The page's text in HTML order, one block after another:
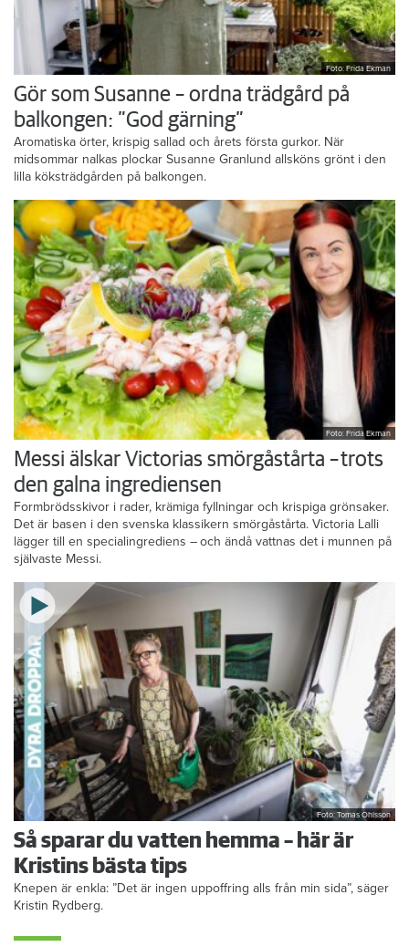
Foto: Frida Ekman
Gör som Susanne – ordna trädgård på
balkongen: ”God gärning”
Aromatiska örter, krispig sallad och årets första gurkor. När
midsommar nalkas plockar Susanne Granlund allsköns grönt i den
lilla köksträdgården på balkongen.
Foto: Frida Ekman
Messi älskar Victorias smörgåstårta – trots
den galna ingrediensen
Formbrödsskivor i rader, krämiga fyllningar och krispiga grönsaker.
Det är basen i den svenska klassikern smörgåstårta. Victoria Lalli
lägger till en specialingrediens – och ändå vattnas det i munnen på
självaste Messi.
Foto: Tomas Ohlsson
Så sparar du vatten hemma – här är
Kristins bästa tips
Knepen är enkla: ”Det är ingen uppoffring alls från min sida”, säger
Kristin Rydberg.